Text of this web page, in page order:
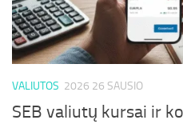
VALIUTOS 2026 26 SAUSIO
SEB valiutų kursai ir